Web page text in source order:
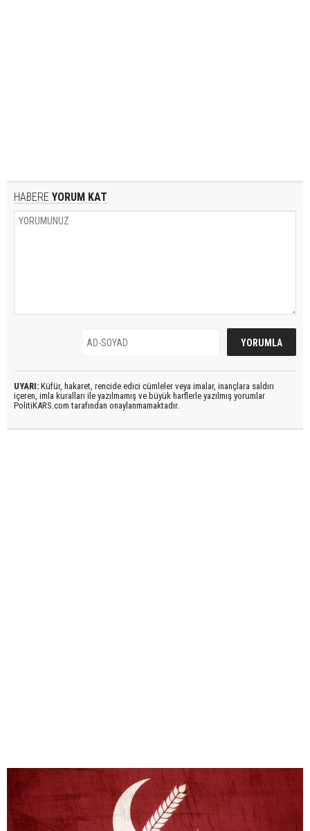
HABERE YORUM KAT
UYARI: Küfür, hakaret, rencide edici cümleler veya imalar, inançlara saldırı
içeren, imla kuralları ile yazılmamış ve büyük harflerle yazılmış yorumlar
PolitiKARS.com tarafından onaylanmamaktadır.